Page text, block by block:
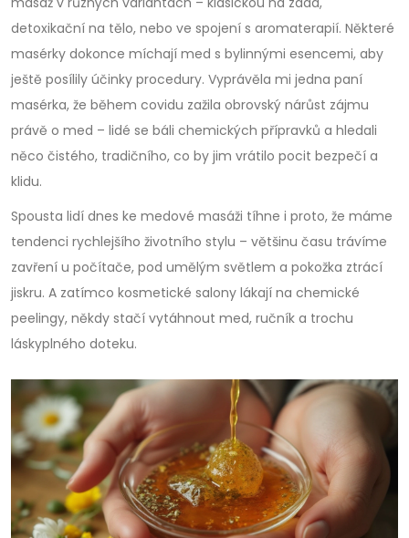
detoxikační na tělo, nebo ve spojení s aromaterapií. Některé
masérky dokonce míchají med s bylinnými esencemi, aby
ještě posílily účinky procedury. Vyprávěla mi jedna paní
masérka, že během covidu zažila obrovský nárůst zájmu
právě o med – lidé se báli chemických přípravků a hledali
něco čistého, tradičního, co by jim vrátilo pocit bezpečí a
klidu.
Spousta lidí dnes ke medové masáži tíhne i proto, že máme
tendenci rychlejšího životního stylu – většinu času trávíme
zavření u počítače, pod umělým světlem a pokožka ztrácí
jiskru. A zatímco kosmetické salony lákají na chemické
peelingy, někdy stačí vytáhnout med, ručník a trochu
láskyplného doteku.